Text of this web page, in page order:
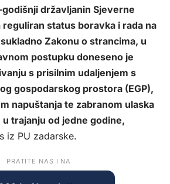
državljanin Sjeverne
status boravka i rada na
Zakonu o strancima, u
postupku doneseno je
s prisilnim udaljenjem s
gospodarskog prostora (EGP),
napuštanja te zabranom ulaska
u trajanju od jedne godine,
iz PU zadarske.
PRATITE NAS I NA